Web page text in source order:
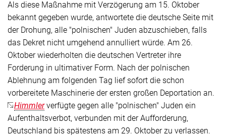
Als diese Maßnahme mit Verzögerung am 15. Oktober
bekannt gegeben wurde, antwortete die deutsche Seite mit
der Drohung, alle "polnischen" Juden abzuschieben, falls
das Dekret nicht umgehend annulliert würde. Am 26.
Oktober wiederholten die deutschen Vertreter ihre
Forderung in ultimativer Form. Nach der polnischen
Ablehnung am folgenden Tag lief sofort die schon
vorbereitete Maschinerie der ersten großen Deportation an.
Himmlerverfügte gegen alle "polnischen" Juden ein
Aufenthaltsverbot, verbunden mit der Aufforderung,
Deutschland bis spätestens am 29. Oktober zu verlassen.